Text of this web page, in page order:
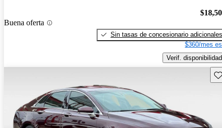
Buena oferta
Sin tasas de concesionario adicionales
$360/mes
Verif. disponibilidad